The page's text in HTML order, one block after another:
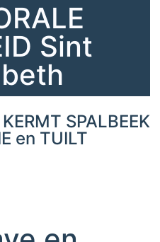
Sint
SPALBEEK
en TUILT